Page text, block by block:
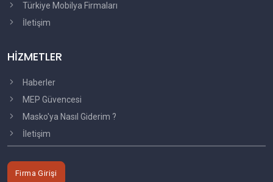
Türkiye Mobilya Firmaları
İletişim
HİZMETLER
Haberler
MEP Güvencesi
Masko'ya Nasıl Giderim ?
İletişim
Firma Girişi